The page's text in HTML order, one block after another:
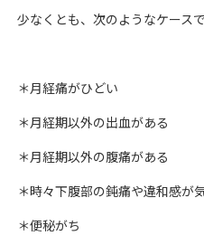
少なくとも、次のようなケース
＊月経痛がひどい
＊月経期以外の出血がある
＊月経期以外の腹痛がある
＊時々下腹部の鈍痛や違和感が
＊便秘がち